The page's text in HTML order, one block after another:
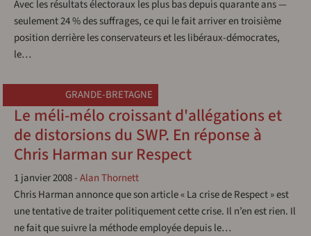
Avec les résultats électoraux les plus bas depuis quarante ans —
seulement 24 % des suffrages, ce qui le fait arriver en troisième
position derrière les conservateurs et les libéraux-démocrates,
le…
GRANDE-BRETAGNE
Le méli-mélo croissant d'allégations et
de distorsions du SWP. En réponse à
Chris Harman sur Respect
1 janvier 2008-Alan Thornett
Chris Harman annonce que son article « La crise de Respect » est
une tentative de traiter politiquement cette crise. Il n’en est rien. Il
ne fait que suivre la méthode employée depuis le…